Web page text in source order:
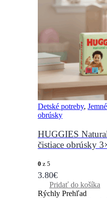
Detské potreby,
obrúsky
HUGGIES
čistiace obrúsky
0 z 5
3.80€
Pridať do košíka
Rýchly Prehľad